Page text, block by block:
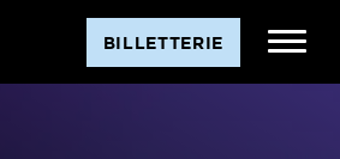
BILLETTERIE